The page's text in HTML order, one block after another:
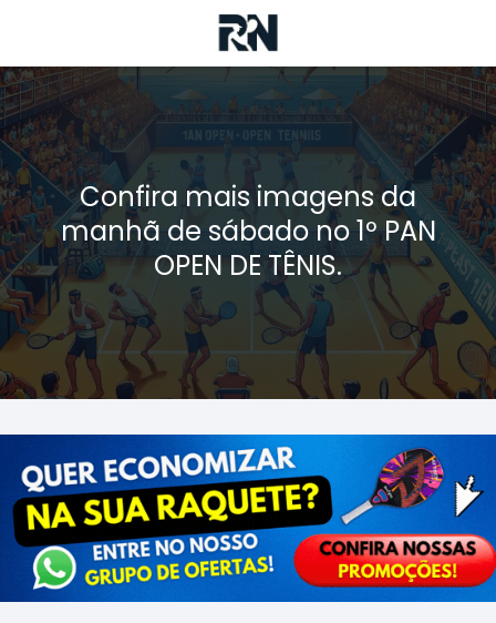
Confira mais imagens da
manhã de sábado no 1º PAN
OPEN DE TÊNIS.